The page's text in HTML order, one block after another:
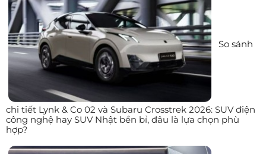
So sánh
chi tiết Lynk & Co 02 và Subaru Crosstrek 2026: SUV điện
công nghệ hay SUV Nhật bền bỉ, đâu là lựa chọn phù
hợp?